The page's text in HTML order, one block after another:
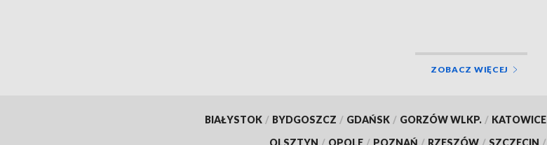
ZOBACZ WIĘCEJ
BIAŁYSTOK / BYDGOSZCZ / GDAŃSK / GORZÓW WLKP. / KATOWICE
OLSZTYN / OPOLE / POZNAŃ / RZESZÓW / SZCZECIN /